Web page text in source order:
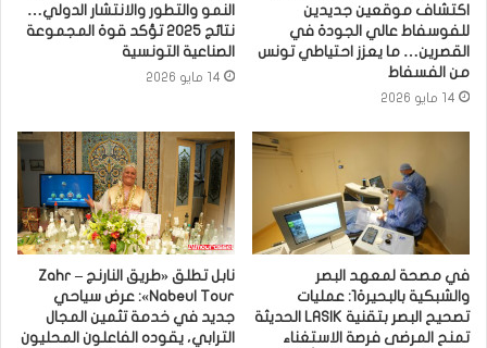
اكتشاف موقعين جديدين
للفوسفاط عالي الجودة في
القصرين… ما يعزز احتياطي تونس
من الفسفاط
14 مايو 2026
النمو والتطور والانتشار الدولي…
نتائج 2025 تؤكد قوة المجموعة
الصناعية التونسية
14 مايو 2026
في مصحة لمعهد البصر
والشبكية بالبحيرة1: عمليات
تصحيح البصر بتقنية LASIK الحديثة
تمنح المرضى فرصة الاستغناء
نابل تطلق «طريق النارنج – Zahr
Nabeul Tour»: عرض سياحي
جديد في خدمة تثمين المجال
الترابي، يقوده الفاعلون المحليون